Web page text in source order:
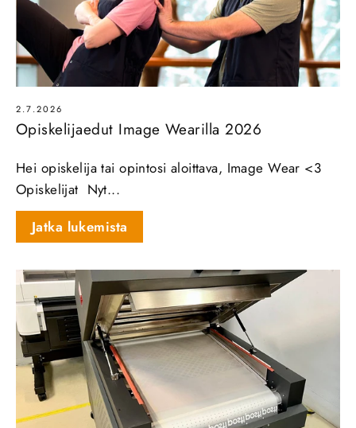
2.7.2026
Opiskelijaedut Image Wearilla 2026
Hei opiskelija tai opintosi aloittava, Image Wear <3
Opiskelijat Nyt...
Jatka lukemista